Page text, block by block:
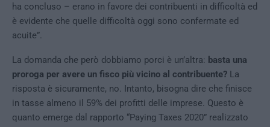
ha concluso – erano in favore dei contribuenti in difficoltà ed
è evidente che quelle difficoltà oggi sono confermate ed
acuite”.
La domanda che però dobbiamo porci è un’altra: basta una
proroga per avere un fisco più vicino al contribuente? La
risposta è sicuramente, no. Intanto, bisogna dire che finisce
in tasse almeno il 59% dei profitti delle imprese. Questo è
quanto emerge dal rapporto “Paying Taxes 2020” realizzato